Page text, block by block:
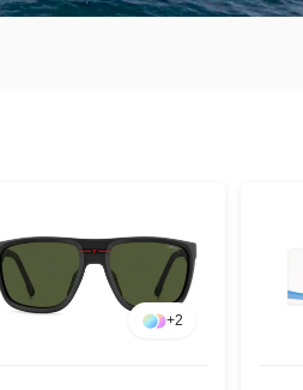
+2